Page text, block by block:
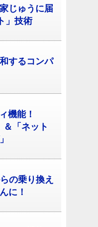
じゅうに届
」技術
するコンパ
機能！
＆「ネット
の乗り換え
に！